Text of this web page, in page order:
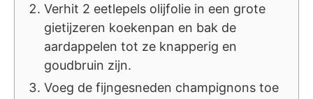
Verhit 2 eetlepels olijfolie in een grote
gietijzeren koekenpan en bak de
aardappelen tot ze knapperig en
goudbruin zijn.
Voeg de fijngesneden champignons toe